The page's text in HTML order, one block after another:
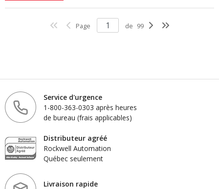
Page de 99
Service d'urgence
1-800-363-0303 après heures
de bureau (frais applicables)
Distributeur agréé
Rockwell Automation
Québec seulement
Livraison rapide